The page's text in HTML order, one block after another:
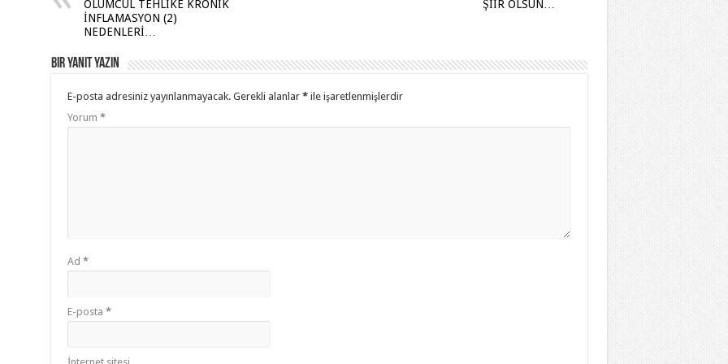
p o
k
m
ÖLÜMCÜL TEHLİKE KRONİK
İNFLAMASYON (2)
NEDENLERİ…
ŞİİR OLSUN…
Bir yanıt yazın
E-posta adresiniz yayınlanmayacak. Gerekli alanlar *ile işaretlenmişlerdir
Yorum *
Ad *
E-posta *